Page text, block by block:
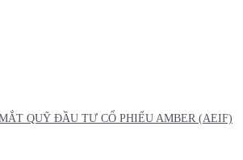
QUỸ ĐẦU TƯ CỔ PHIẾU AMBER (AEIF)